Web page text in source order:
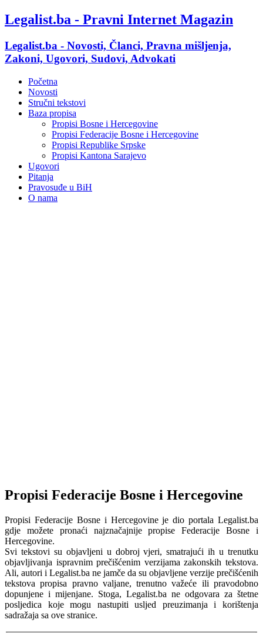
Legalist.ba - Pravni Internet Magazin
Legalist.ba - Novosti, Članci, Pravna mišljenja,
Zakoni, Ugovori, Sudovi, Advokati
Početna
Novosti
Stručni tekstovi
Baza propisa
Propisi Bosne i Hercegovine
Propisi Federacije Bosne i Hercegovine
Propisi Republike Srpske
Propisi Kantona Sarajevo
Ugovori
Pitanja
Pravosuđe u BiH
O nama
Propisi Federacije Bosne i Hercegovine
Propisi Federacije Bosne i Hercegovine je dio portala Legalist.ba
gdje možete pronaći najznačajnije propise Federacije Bosne i
Hercegovine.
Svi tekstovi su objavljeni u dobroj vjeri, smatrajući ih u trenutku
objavljivanja ispravnim prečišćenim verzijama zakonskih tekstova.
Ali, autori i Legalist.ba ne jamče da su objavljene verzije prečišćenih
tekstova propisa pravno valjane, trenutno važeće ili pravodobno
dopunjene i mijenjane. Stoga, Legalist.ba ne odgovara za štetne
posljedica koje mogu nastupiti usljed preuzimanja i korištenja
sadražaja sa ove stranice.